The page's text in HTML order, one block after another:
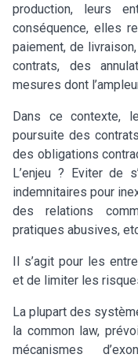
production, leurs
conséquence, elles
paiement, de
contrats, des
mesures dont
Dans ce contexte,
poursuite des
des obligations
L’enjeu ? Eviter de
indemnitaires pour
des relations
pratiques abusives,
Il s’agit pour les
et de limiter les
La plupart des
la common law,
mécanismes